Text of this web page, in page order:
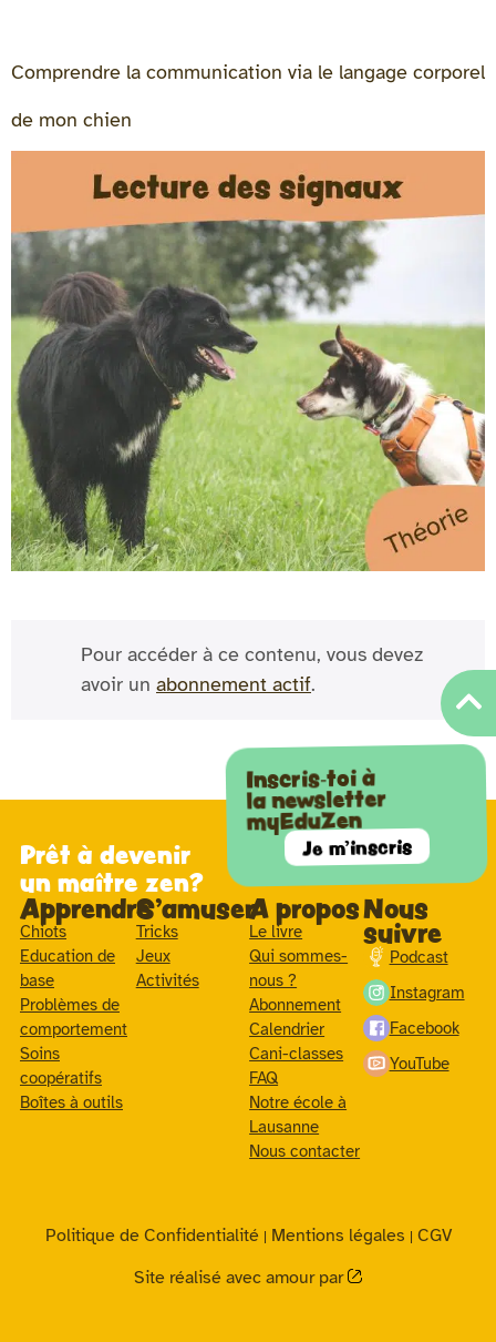
Comprendre la communication via le langage corporel
de mon chien
Pour accéder à ce contenu, vous devez
avoir un abonnement actif.
Prêt à devenir
un maître zen?
Inscris-toi à
la newsletter
myEduZen
Je m'inscris
Apprendre
Chiots
Education de
base
Problèmes de
comportement
Soins
coopératifs
Boîtes à outils
S'amuser
Tricks
Jeux
Activités
A propos
Le livre
Qui sommes-
nous ?
Abonnement
Calendrier
Cani-classes
FAQ
Notre école à
Lausanne
Nous contacter
Nous
suivre
Podcast
Instagram
Facebook
YouTube
Politique de Confidentialité| Mentions légales | CGV
Site réalisé avec amour par